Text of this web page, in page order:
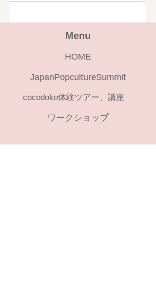
Menu
HOME
JapanPopcultureSummit
cocodoko体験ツアー、講座
ワークショップ